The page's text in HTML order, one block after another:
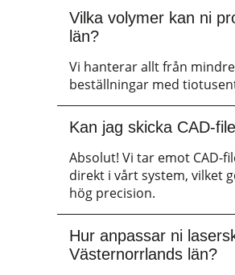
Vilka volymer kan ni
län?
Vi hanterar allt från
beställningar med
Kan jag skicka CAD-
Absolut! Vi tar emot CAD-
direkt i vårt system, vilket
hög precision.
Hur anpassar ni
Västernorrlands län?